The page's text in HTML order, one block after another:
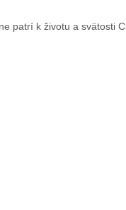
patrí k životu a svätosti